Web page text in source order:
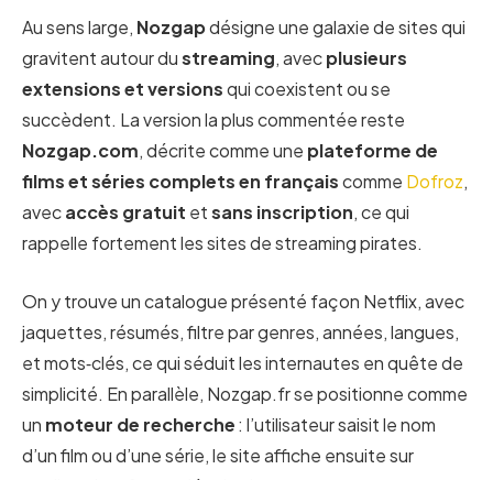
Au sens large, Nozgapdésigne une galaxie de sites qui
gravitent autour dustreaming, avecplusieurs
extensions et versionsqui coexistent ou se
succèdent. La version la plus commentée reste
Nozgap.com, décrite comme une plateforme de
films et séries complets en françaiscomme Dofroz,
avecaccès gratuit etsans inscription, ce qui
rappelle fortement les sites de streaming pirates.
On y trouve un catalogue présenté façon Netflix, avec
jaquettes, résumés, filtre par genres, années, langues,
et mots‑clés, ce qui séduit les internautes en quête de
simplicité. En parallèle, Nozgap.fr se positionne comme
un moteur de recherche: l’utilisateur saisit le nom
d’un film ou d’une série, le site affiche ensuite sur